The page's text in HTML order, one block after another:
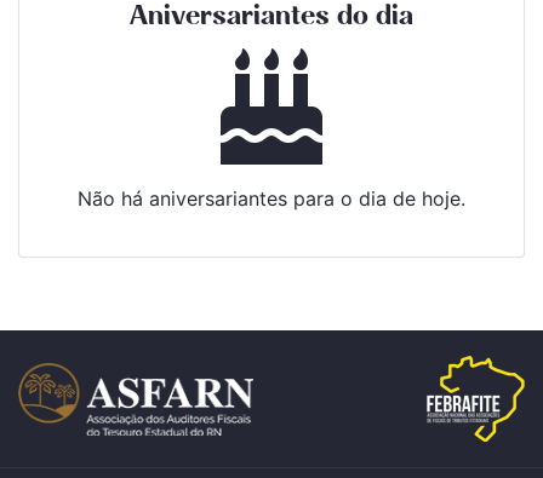
Aniversariantes do dia
Não há aniversariantes para o dia de hoje.